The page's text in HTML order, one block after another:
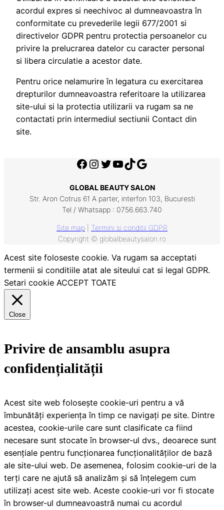
acordul expres si neechivoc al dumneavoastra în
conformitate cu prevederile legii 677/2001 si
directivelor GDPR pentru protectia persoanelor cu
privire la prelucrarea datelor cu caracter personal
si libera circulatie a acestor date.
Pentru orice nelamurire în legatura cu exercitarea
drepturilor dumneavoastra referitoare la utilizarea
site-ului si la protectia utilizarii va rugam sa ne
contactati prin intermediul sectiunii Contact din
site.
Facebook
Instagram
Twitter
YouTube
TikTok
Google
GLOBAL BEAUTY SALON
Str. Aron Cotrus 61 A parter, interfon 103, Bucuresti
Tel / Whatsapp : 0756.663.740
Site map
Termini si conditii GDPR
Copyright © globalbeautysalon.ro
Acest site foloseste cookie. Va rugam sa acceptati
termenii si conditiile atat ale siteului cat si legal GDPR.
Setari cookie ACCEPT TOATE
Close
Privire de ansamblu asupra
confidențialității
Acest site web folosește cookie-uri pentru a vă
îmbunătăți experiența în timp ce navigați pe site. Dintre
acestea, cookie-urile care sunt clasificate ca fiind
necesare sunt stocate în browser-ul dvs., deoarece sunt
esențiale pentru funcționarea funcționalităților de bază
ale site-ului web. De asemenea, folosim cookie-uri de la
terți care ne ajută să analizăm și să înțelegem cum
utilizați acest site web. Aceste cookie-uri vor fi stocate
în browser-ul dumneavoastră numai cu acordul